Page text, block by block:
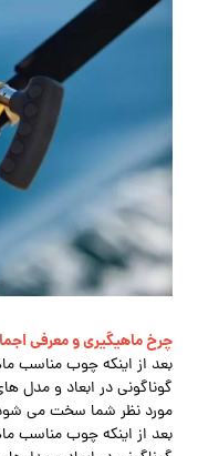
چرخ ماهیگیری و معرفی
بعد از اینکه چوب مناسب
گوناگونی در ابعاد و مدل
مورد نظر شما سخت می
بعد از اینکه چوب مناسب